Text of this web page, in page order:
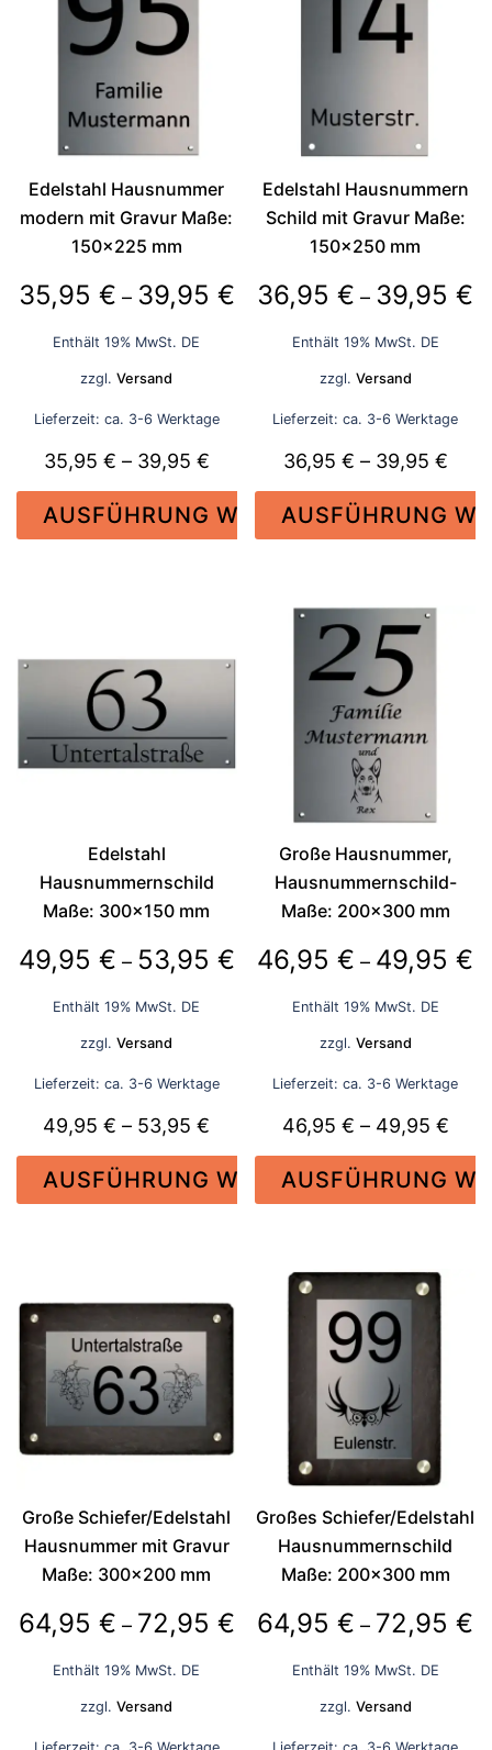
Varianten
auf.
Optionen
können
auf
der
Produktseite
gewählt
Varianten
auf.
können
auf
der
Produktseite
gewählt
Edelstahl Hausnummer
modern mit Gravur Maße:
150×225 mm
35,95 € – 39,95 €Preisspanne:
Enthält 19% MwSt. DE
zzgl.Versand
Lieferzeit: ca. 3-6 Werktage
35,95 € – 39,95 €Preisspanne:
35,95 €
bis
AUSFÜHRUNG WÄHLEN
Varianten
auf.
Die
Optionen
der
Produktseite
gewählt
Edelstahl Hausnummern
Schild mit Gravur Maße:
150×250 mm
36,95€ – 39,95€
Enthält 19% MwSt. DE
zzgl. Versand
Lieferzeit: ca. 3-6 Werktage
36,95 € – 39,95 €
bis
AUSFÜHRUNG
weist
mehrere
Varianten
auf.
Die
Optionen
können
auf
der
Produktseite
gewählt
Edelstahl
Hausnummernschild
Maße: 300×150 mm
49,95 € – 53,95 €Preisspanne:
Enthält 19% MwSt. DE
zzgl.Versand
Lieferzeit: ca. 3-6 Werktage
49,95€ – 53,95€ Preisspanne:
49,95 €
bis
AUSFÜHRUNG WÄHLEN
mehrere
Varianten
auf.
Die
Optionen
können
der
Produktseite
gewählt
Große Hausnummer,
Hausnummernschild-
Maße: 200×300 mm
46,95€ – 49,95€
Enthält 19% MwSt. DE
zzgl. Versand
Lieferzeit: ca. 3-6 Werktage
46,95 € – 49,95 €
bis
AUSFÜHRUNG
weist
mehrere
Varianten
auf.
Die
Optionen
können
auf
der
Produktseite
gewählt
Große Schiefer/Edelstahl
Hausnummer mit Gravur
Maße: 300×200 mm
64,95 € – 72,95 €Preisspanne:
Enthält 19% MwSt. DE
zzgl.Versand
Großes Schiefer/Edelstahl
Hausnummernschild
Maße: 200×300 mm
64,95€ – 72,95€
Enthält 19% MwSt. DE
zzgl. Versand